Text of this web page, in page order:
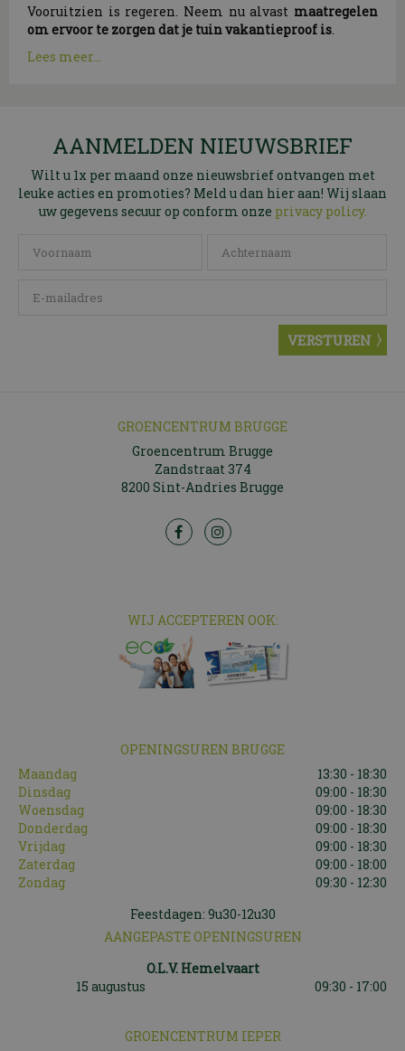
Vooruitzien is regeren. Neem nu alvast maatregelen
om ervoor te zorgen dat je tuin vakantieproof is.
Lees meer...
AANMELDEN NIEUWSBRIEF
Wilt u 1x per maand onze nieuwsbrief ontvangen met
leuke acties en promoties? Meld u dan hier aan! Wij slaan
uw gegevens secuur op conform onze privacy policy.
GROENCENTRUM BRUGGE
Groencentrum Brugge
Zandstraat 374
8200 Sint-Andries Brugge
WIJ ACCEPTEREN OOK:
OPENINGSUREN BRUGGE
Maandag
13:30 - 18:30
Dinsdag
09:00 - 18:30
Woensdag
09:00 - 18:30
Donderdag
09:00 - 18:30
Vrijdag
09:00 - 18:30
Zaterdag
09:00 - 18:00
Zondag
09:30 - 12:30
Feestdagen: 9u30-12u30
AANGEPASTE OPENINGSUREN
O.L.V. Hemelvaart
15 augustus
09:30 - 17:00
GROENCENTRUM IEPER